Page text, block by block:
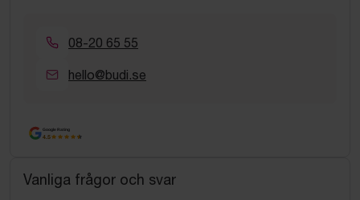
08-20 65 55
hello@budi.se
Google Rating
4.5
Vanliga frågor och svar